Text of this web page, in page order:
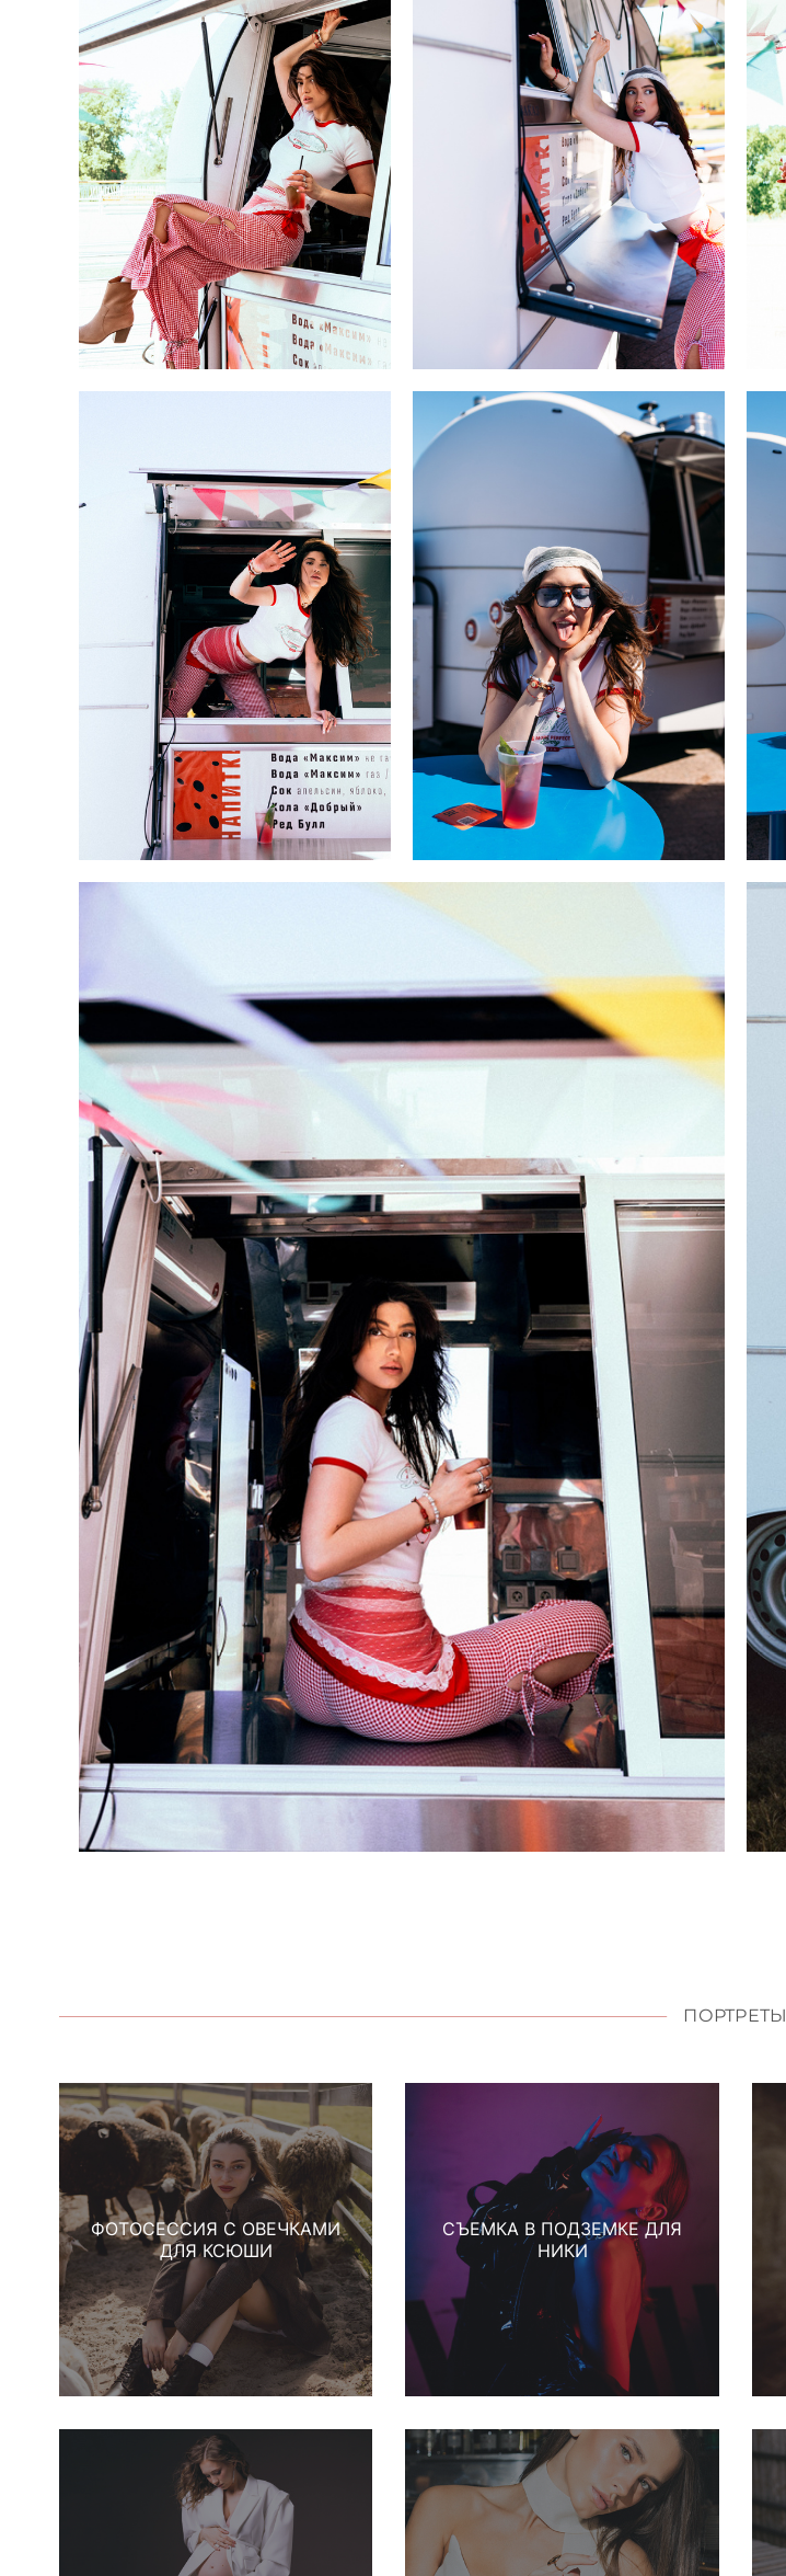
ПОРТРЕТЫ
ФОТОСЕССИЯ С ОВЕЧКАМИ
ДЛЯ КСЮШИ
СЪЕМКА В ПОДЗЕМКЕ ДЛЯ
НИКИ